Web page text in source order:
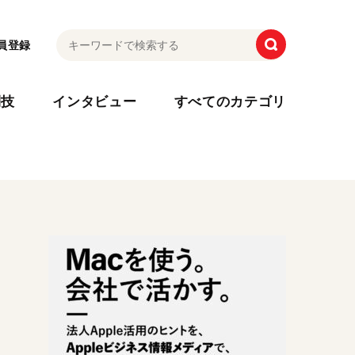
登録
インタビュー すべてのカテゴリ